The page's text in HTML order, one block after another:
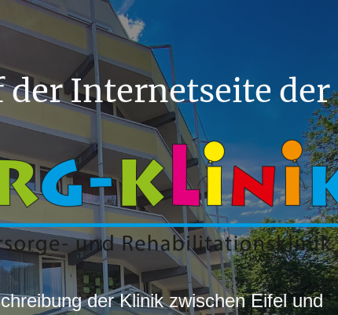
Internetseite der
der Klinik zwischen Eifel und